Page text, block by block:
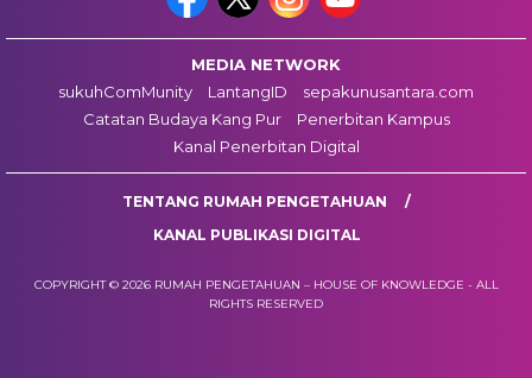
MEDIA NETWORK
sukuhComMunity
LantangID
sepakunusantara.com
Catatan Budaya Kang Pur
Penerbitan Kampus
Kanal Penerbitan Digital
TENTANG RUMAH PENGETAHUAN
KANAL PUBLIKASI DIGITAL
COPYRIGHT © 2026 RUMAH PENGETAHUAN – HOUSE OF KNOWLEDGE - ALL
RIGHTS RESERVED